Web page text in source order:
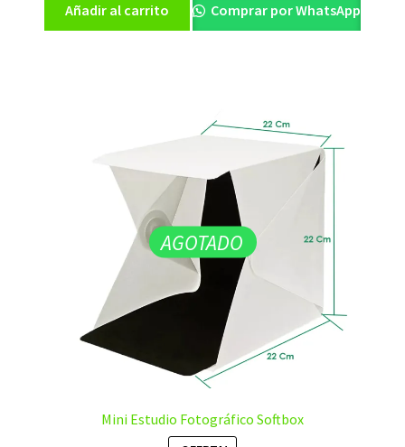
Añadir al carrito Comprar por WhatsApp
AGOTADO
Mini Estudio Fotográfico Softbox